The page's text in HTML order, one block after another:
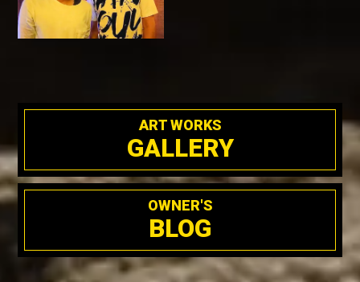
ART WORKS
GALLERY
OWNER'S
BLOG